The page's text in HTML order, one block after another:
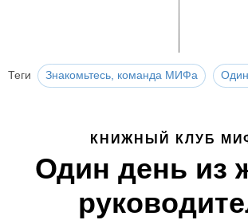
Теги Знакомьтесь, команда МИФа
КНИЖНЫЙ КЛУБ
Один день из